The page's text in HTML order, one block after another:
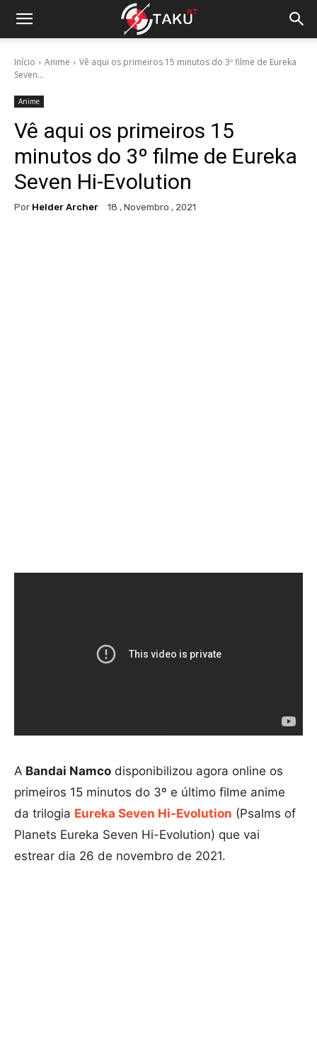
Início Anime
Vê aqui os primeiros 15 minutos do 3º filme de Eureka
Seven...
Anime
Vê aqui os primeiros 15
minutos do 3º filme de Eureka
Seven Hi-Evolution
Por Helder Archer 18 , Novembro , 2021
A Bandai Namco disponibilizou agora online os
primeiros 15 minutos do 3º e último filme anime
da trilogia Eureka Seven Hi-Evolution (Psalms of
Planets Eureka Seven Hi-Evolution) que vai
estrear dia 26 de novembro de 2021.